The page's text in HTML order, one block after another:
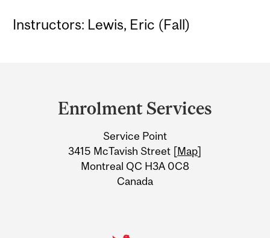
Instructors: Lewis, Eric (Fall)
Information
Enrolment Services
Service Point
3415 McTavish Street [Map]
Montreal QC H3A 0C8
Canada